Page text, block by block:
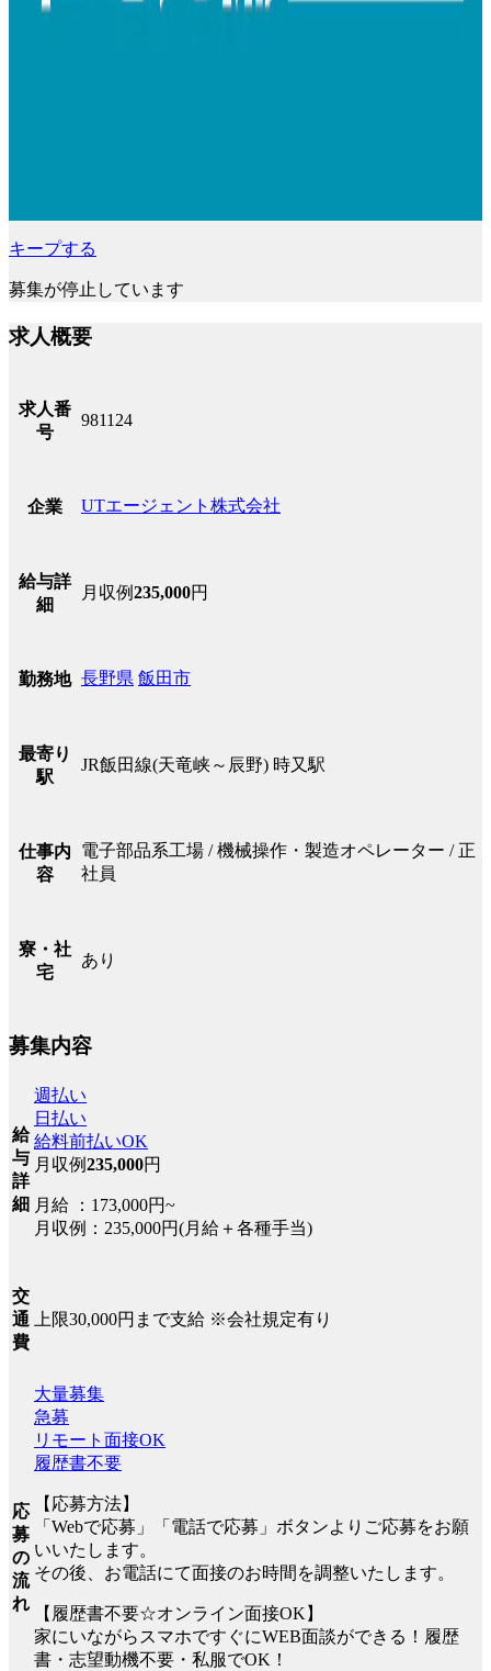
キープする
募集が停止しています
求人概要
求人番
号
981124
企業 UTエージェント株式会社
給与詳
細
月収例235,000円
勤務地 長野県 飯田市
最寄り
駅
JR飯田線(天竜峡～辰野) 時又駅
仕事内
容
電子部品系工場 / 機械操作・製造オペレーター / 正
社員
寮・社
宅
あり
募集内容
給
与
詳
細
週払い
日払い
給料前払いOK
月収例235,000円
月給 ：173,000円~
月収例：235,000円(月給＋各種手当)
交
通
費
上限30,000円まで支給 ※会社規定有り
応
募
の
流
れ
大量募集
急募
リモート面接OK
履歴書不要
【応募方法】
「Webで応募」「電話で応募」ボタンよりご応募をお願
いいたします。
その後、お電話にて面接のお時間を調整いたします。
【履歴書不要☆オンライン面接OK】
家にいながらスマホですぐにWEB面談ができる！履歴
書・志望動機不要・私服でOK！